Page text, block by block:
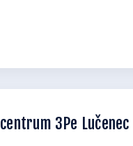
3Pe Lučenec